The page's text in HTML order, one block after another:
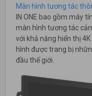
Màn hình tương tác
IN ONE bao gồm máy
màn hình tương tác
với khả năng hiển thị
hình được trang bị
đầu thế giới.